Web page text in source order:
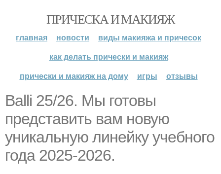
ПРИЧЕСКА И МАКИЯЖ
главная новости
виды макияжа и причесок
как делать прически и макияж
прически и макияж на дому
игры отзывы
Balli 25/26. Мы готовы
представить вам новую
уникальную линейку учебного
года 2025-2026.